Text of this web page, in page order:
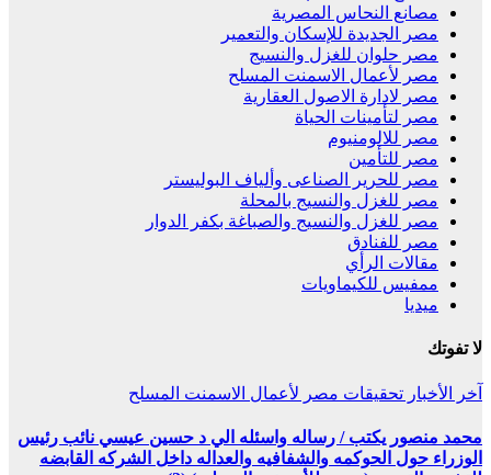
مصانع النحاس المصرية
مصر الجديدة للإسكان والتعمير
مصر حلوان للغزل والنسيج
مصر لأعمال الاسمنت المسلح
مصر لادارة الاصول العقارية
مصر لتأمينات الحياة
مصر للالومنيوم
مصر للتأمين
مصر للحرير الصناعى وألياف البوليستر
مصر للغزل والنسيج بالمحلة
مصر للغزل والنسيج والصباغة بكفر الدوار
مصر للفنادق
مقالات الرأي
ممفيس للكيماويات
ميديا
لا تفوتك
آخر الأخبار تحقيقات مصر لأعمال الاسمنت المسلح
محمد منصور يكتب / رساله واسئله الي د حسين عيسي نائب رئيس
الوزراء حول الحوكمه والشفافيه والعداله داخل الشركه القابضه